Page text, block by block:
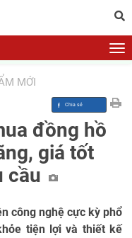
MỚI
đồng hồ
giá tốt
cầu
công nghệ cực kỳ phổ
tiện lợi và thiết kế